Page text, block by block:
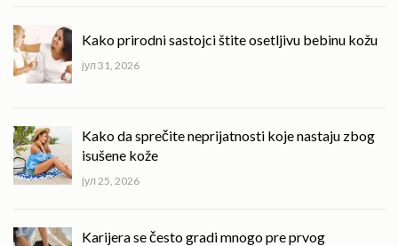
Kako prirodni sastojci štite osetljivu bebinu kožu
јул 31, 2026
Kako da sprečite neprijatnosti koje nastaju zbog
isušene kože
јул 25, 2026
Karijera se često gradi mnogo pre prvog